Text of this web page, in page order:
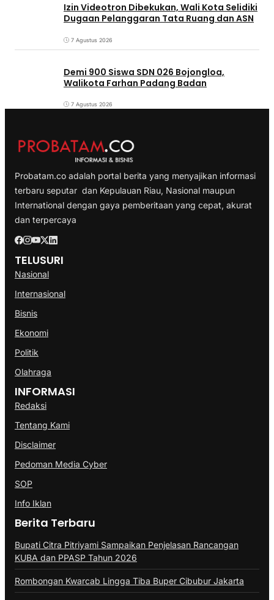
Izin Videotron Dibekukan, Wali Kota Selidiki
Dugaan Pelanggaran Tata Ruang dan ASN
7 Agustus 2026
Demi 900 Siswa SDN 026 Bojongloa,
Walikota Farhan Padang Badan
7 Agustus 2026
Probatam.co adalah portal berita yang menyajikan informasi
terbaru seputar dan Kepulauan Riau, Nasional maupun
International dengan gaya pemberitaan yang cepat, akurat
dan terpercaya
TELUSURI
Nasional
Internasional
Bisnis
Ekonomi
Politik
Olahraga
INFORMASI
Redaksi
Tentang Kami
Disclaimer
Pedoman Media Cyber
SOP
Info Iklan
Berita Terbaru
Bupati Citra Pitriyami Sampaikan Penjelasan Rancangan
KUBA dan PPASP Tahun 2026
Rombongan Kwarcab Lingga Tiba Buper Cibubur Jakarta